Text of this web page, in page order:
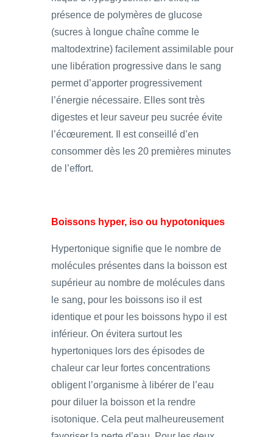
présence de polymères de glucose
(sucres à longue chaîne comme le
maltodextrine) facilement assimilable pour
une libération progressive dans le sang
permet d’apporter progressivement
l’énergie nécessaire. Elles sont très
digestes et leur saveur peu sucrée évite
l’écœurement. Il est conseillé d’en
consommer dès les 20 premières minutes
de l’effort.
Boissons hyper, iso ou hypotoniques
Hypertonique signifie que le nombre de
molécules présentes dans la boisson est
supérieur au nombre de molécules dans
le sang, pour les boissons iso il est
identique et pour les boissons hypo il est
inférieur. On évitera surtout les
hypertoniques lors des épisodes de
chaleur car leur fortes concentrations
obligent l’organisme à libérer de l’eau
pour diluer la boisson et la rendre
isotonique. Cela peut malheureusement